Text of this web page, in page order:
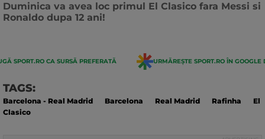
Duminica va avea loc primul El Clasico fara Messi si
Ronaldo dupa 12 ani!
SPORT.RO CA SURSĂ PREFERATĂ URMĂREȘTE SPORT.RO ÎN GOOGLE
TAGS:
Barcelona - Real Madrid Barcelona Real Madrid Rafinha
El
Clasico